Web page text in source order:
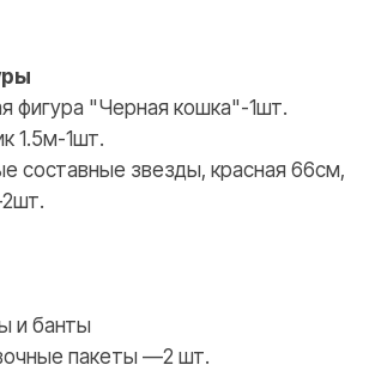
фигура "Черная кошка"-1шт.
1.5м-1шт.
составные звезды, красная 66см,
и банты
пакеты —2 шт.